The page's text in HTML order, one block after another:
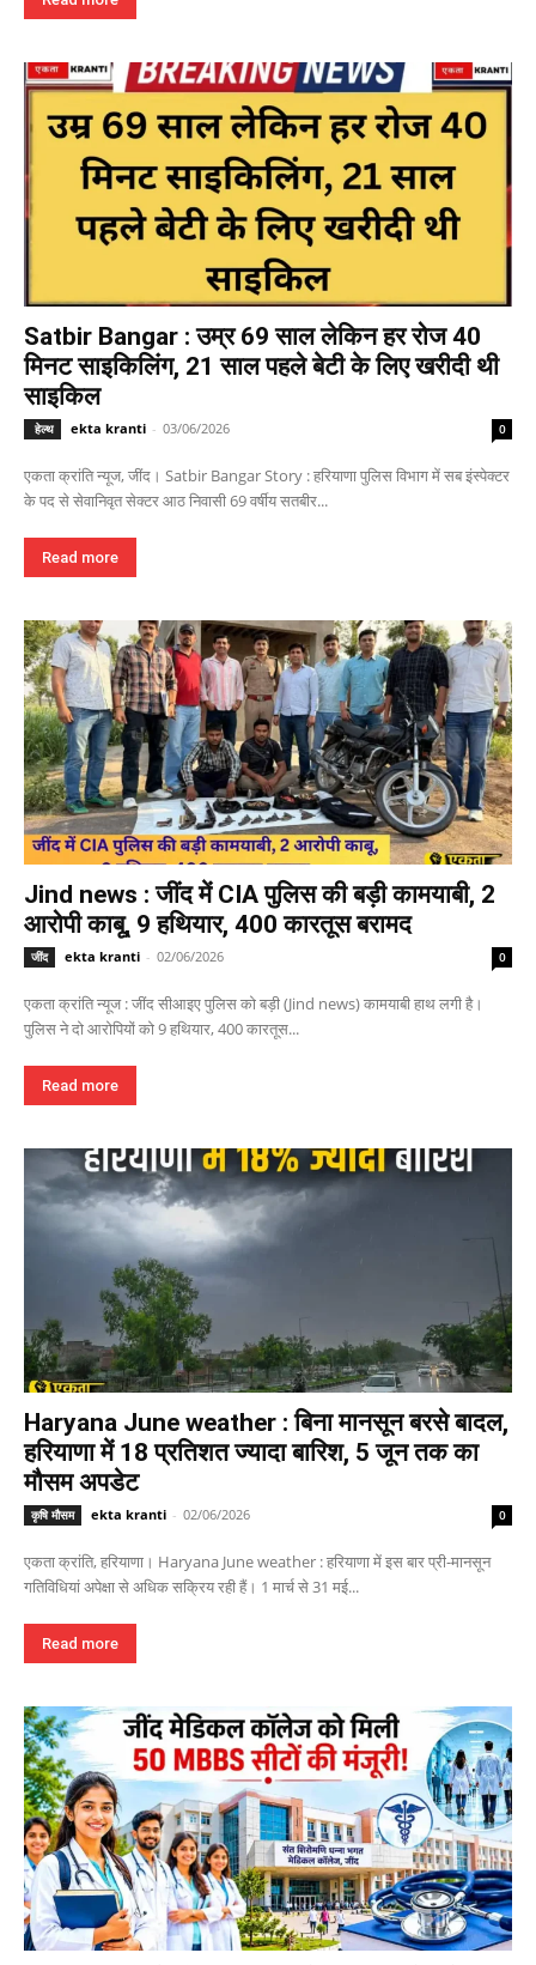
Satbir Bangar : उम्र 69 साल लेकिन हर रोज 40
मिनट साइकिलिंग, 21 साल पहले बेटी के लिए खरीदी थी
साइकिल
हेल्थ ekta kranti - 03/06/2026 0
एकता क्रांति न्यूज, जींद। Satbir Bangar Story : हरियाणा पुलिस विभाग में सब इंस्पेक्टर
के पद से सेवानिवृत सेक्टर आठ निवासी 69 वर्षीय सतबीर...
Read more
Jind news : जींद में CIA पुलिस की बड़ी कामयाबी, 2
आरोपी काबू, 9 हथियार, 400 कारतूस बरामद
जींद ekta kranti - 02/06/2026 0
एकता क्रांति न्यूज : जींद सीआइए पुलिस को बड़ी (Jind news) कामयाबी हाथ लगी है।
पुलिस ने दो आरोपियों को 9 हथियार, 400 कारतूस...
Read more
Haryana June weather : बिना मानसून बरसे बादल,
हरियाणा में 18 प्रतिशत ज्यादा बारिश, 5 जून तक का
मौसम अपडेट
कृषि मौसम ekta kranti - 02/06/2026 0
एकता क्रांति, हरियाणा। Haryana June weather : हरियाणा में इस बार प्री-मानसून
गतिविधियां अपेक्षा से अधिक सक्रिय रही हैं। 1 मार्च से 31 मई...
Read more